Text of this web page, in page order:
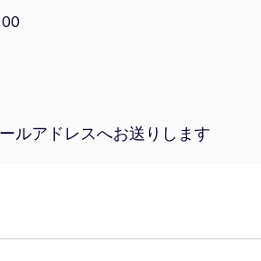
ルアドレスへお送りします